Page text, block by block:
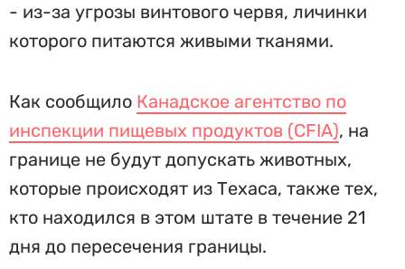
- из-за угрозы винтового червя, личинки
которого питаются живыми тканями.
Как сообщило Канадское агентство по
инспекции пищевых продуктов (CFIA), на
границе не будут допускать животных,
которые происходят из Техаса, также тех,
кто находился в этом штате в течение 21
дня до пересечения границы.